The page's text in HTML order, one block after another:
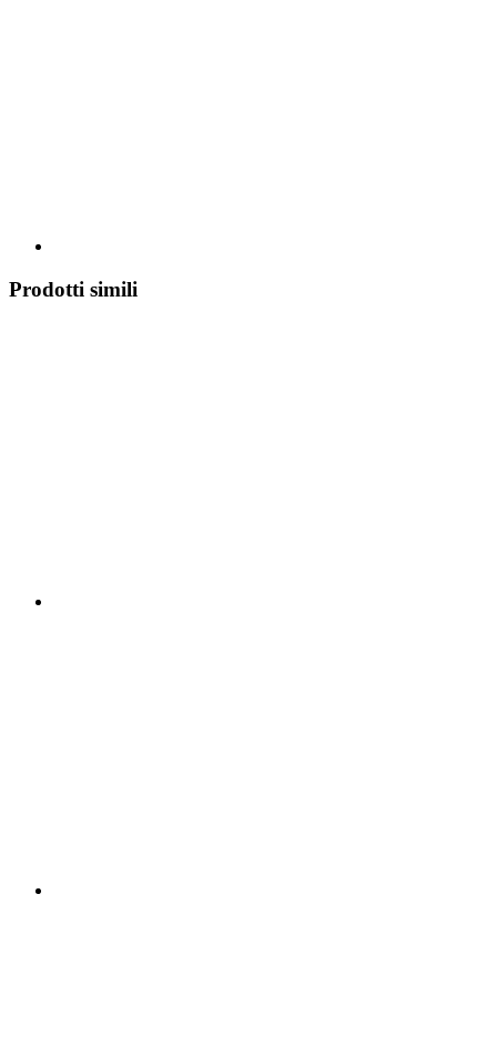
Prodotti simili